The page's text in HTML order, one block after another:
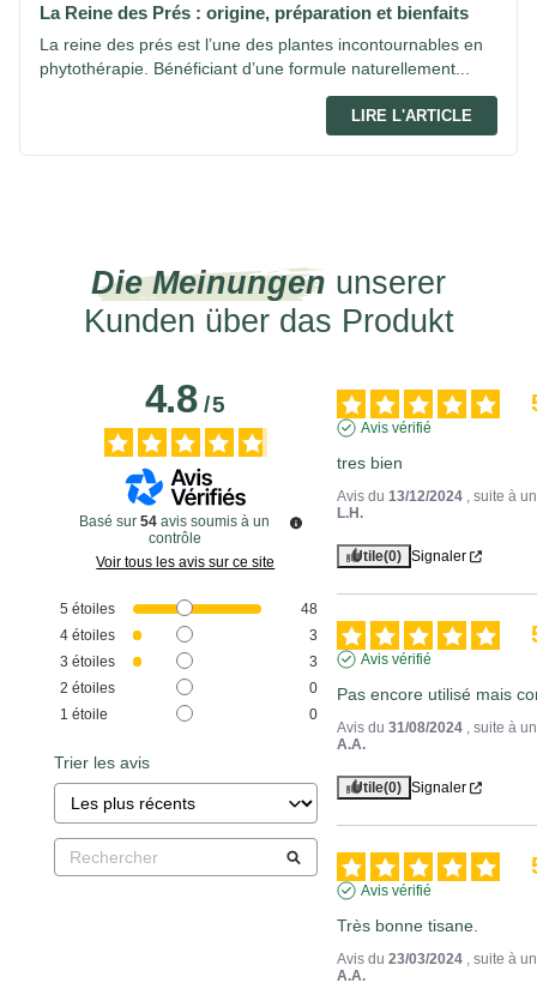
La Reine des Prés : origine, préparation et bienfaits
La reine des prés est l’une des plantes incontournables en
phytothérapie. Bénéficiant d’une formule naturellement...
LIRE L'ARTICLE
Die Meinungen unserer
Kunden über das Produkt
4.8/5
Basé sur54 avis soumis à un
contrôle
Voir tous les avis sur ce site
5 étoiles
48
4 étoiles
3
3 étoiles
3
2 étoiles
0
1 étoile 0
Trier les avis
Avis vérifié
tres bien
Avis du13/12/2024 , suite à
L.H.
Utile(0) Signaler
Avis vérifié
Pas encore utilisé mais
Avis du31/08/2024 , suite à
A.A.
Utile(0) Signaler
Avis vérifié
Très bonne tisane.
Avis du23/03/2024 , suite à
A.A.